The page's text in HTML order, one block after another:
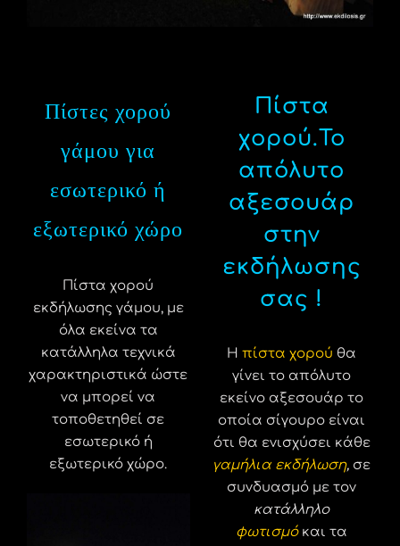
Πίστες χορού
γάμου για
εσωτερικό ή
εξωτερικό χώρο
Πίστα χορού
εκδήλωσης γάμου, με
όλα εκείνα τα
κατάλληλα τεχνικά
χαρακτηριστικά ώστε
να μπορεί να
τοποθετηθεί σε
εσωτερικό ή
εξωτερικό χώρο.
Πίστα
χορού.Το
απόλυτο
αξεσουάρ
στην
εκδήλωσης
σας !
Ηπίστα χορού θα
γίνει το απόλυτο
εκείνο αξεσουάρ το
οποία σίγουρο είναι
ότι θα ενισχύσει κάθε
γαμήλιαεκδήλωση, σε
συνδυασμό με τον
κατάλληλο
φωτισμό και τα